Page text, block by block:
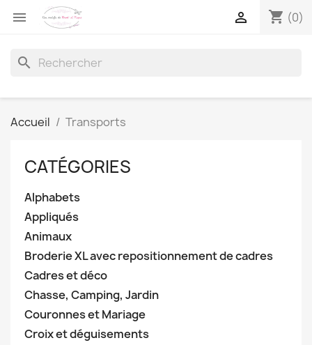
 shopping_cart (0)

search
Accueil Transports
CATÉGORIES
Alphabets
Appliqués
Animaux
Broderie XL avec repositionnement de cadres
Cadres et déco
Chasse, Camping, Jardin
Couronnes et Mariage
Croix et déguisements